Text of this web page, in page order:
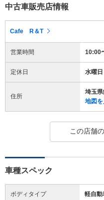
中古車販売店情報
Cafe R＆T
営業時間 10:00
定休日 水曜日
住所
埼玉
地図を
この店舗
車種スペック
ボディタイプ 軽自動